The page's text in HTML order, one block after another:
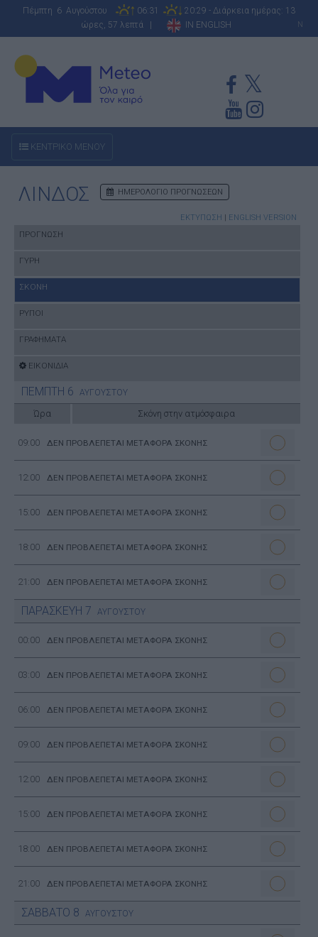
Πέμπτη 6 Αυγούστου 06:31
20:29 - Διάρκεια ημέρας: 13
ώρες, 57 λεπτά |
IN ENGLISH N
ΚΕΝΤΡΙΚΟ ΜΕΝΟΥ
ΛΙΝΔΟΣ ΗΜΕΡΟΛΟΓΙΟ ΠΡΟΓΝΩΣΕΩΝ
ΕΚΤΥΠΩΣΗ | ENGLISH VERSION
ΠΡΟΓΝΩΣΗ
ΓΥΡΗ
ΣΚΟΝΗ
ΡΥΠΟΙ
ΓΡΑΦΗΜΑΤΑ
ΕΙΚΟΝΙΔΙΑ
ΠΕΜΠΤΗ 6 ΑΥΓΟΥΣΤΟΥ
Ώρα Σκόνη στην ατμόσφαιρα
09:00 ΔΕΝ ΠΡΟΒΛΕΠΕΤΑΙ ΜΕΤΑΦΟΡΑ ΣΚΟΝΗΣ
12:00 ΔΕΝ ΠΡΟΒΛΕΠΕΤΑΙ ΜΕΤΑΦΟΡΑ ΣΚΟΝΗΣ
15:00 ΔΕΝ ΠΡΟΒΛΕΠΕΤΑΙ ΜΕΤΑΦΟΡΑ ΣΚΟΝΗΣ
18:00 ΔΕΝ ΠΡΟΒΛΕΠΕΤΑΙ ΜΕΤΑΦΟΡΑ ΣΚΟΝΗΣ
21:00 ΔΕΝ ΠΡΟΒΛΕΠΕΤΑΙ ΜΕΤΑΦΟΡΑ ΣΚΟΝΗΣ
ΠΑΡΑΣΚΕΥΗ 7 ΑΥΓΟΥΣΤΟΥ
00:00 ΔΕΝ ΠΡΟΒΛΕΠΕΤΑΙ ΜΕΤΑΦΟΡΑ ΣΚΟΝΗΣ
03:00 ΔΕΝ ΠΡΟΒΛΕΠΕΤΑΙ ΜΕΤΑΦΟΡΑ ΣΚΟΝΗΣ
06:00 ΔΕΝ ΠΡΟΒΛΕΠΕΤΑΙ ΜΕΤΑΦΟΡΑ ΣΚΟΝΗΣ
09:00 ΔΕΝ ΠΡΟΒΛΕΠΕΤΑΙ ΜΕΤΑΦΟΡΑ ΣΚΟΝΗΣ
12:00 ΔΕΝ ΠΡΟΒΛΕΠΕΤΑΙ ΜΕΤΑΦΟΡΑ ΣΚΟΝΗΣ
15:00 ΔΕΝ ΠΡΟΒΛΕΠΕΤΑΙ ΜΕΤΑΦΟΡΑ ΣΚΟΝΗΣ
18:00 ΔΕΝ ΠΡΟΒΛΕΠΕΤΑΙ ΜΕΤΑΦΟΡΑ ΣΚΟΝΗΣ
21:00 ΔΕΝ ΠΡΟΒΛΕΠΕΤΑΙ ΜΕΤΑΦΟΡΑ ΣΚΟΝΗΣ
ΣΑΒΒΑΤΟ 8 ΑΥΓΟΥΣΤΟΥ